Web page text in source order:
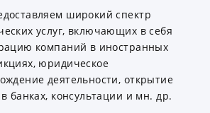
широкий спектр
услуг, включающих в себя
компаний в иностранных
юридическое
деятельности, открытие
банках, консультации и мн. др.